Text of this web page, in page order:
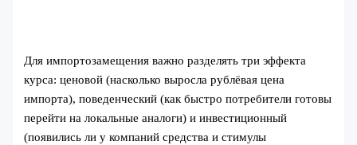
Для импортозамещения важно разделять три эффекта
курса: ценовой (насколько выросла рублёвая цена
импорта), поведенческий (как быстро потребители готовы
перейти на локальные аналоги) и инвестиционный
(появились ли у компаний средства и стимулы